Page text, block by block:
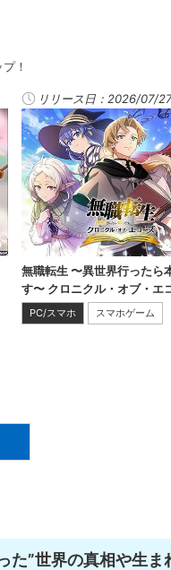
！
リリース日：2026/07/27
無職転生 〜異世界行ったら
す〜 クロニクル・オブ・エ
PC/スマホ スマホゲーム
”世界の真相や生ま